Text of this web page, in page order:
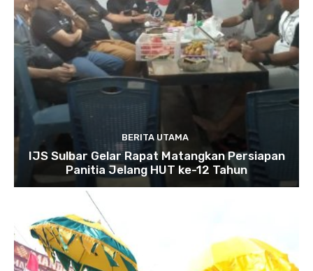
BERITA UTAMA
IJS Sulbar Gelar Rapat Matangkan Persiapan
Panitia Jelang HUT ke-12 Tahun